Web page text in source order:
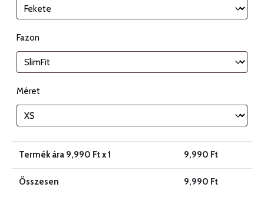
Fazon
Méret
Termék ára 9,990 Ft x 1 9,990 Ft
Összesen 9,990 Ft